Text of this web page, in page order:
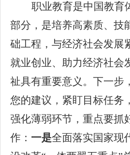
职业教育是中国教育
部分，是培养高素质、技
础工程，与经济社会发展
就业创业、助力经济社会
祉具有重要意义。下一步
您的建议， 紧盯目标任务
强化薄弱环节，重点要抓
作 ： 一是全面落实国家现